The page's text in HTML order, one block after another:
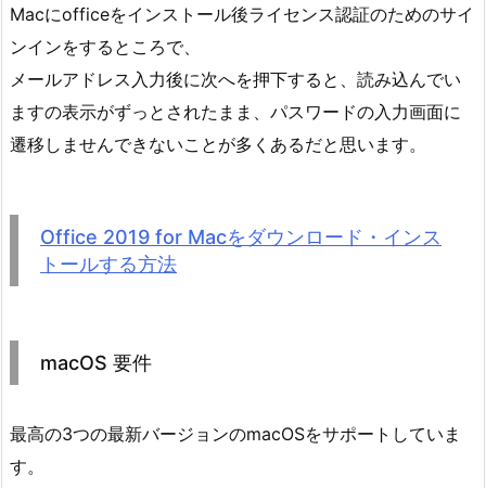
Macにofficeをインストール後ライセンス認証のためのサイ
ンインをするところで、
メールアドレス入力後に次へを押下すると、読み込んでい
ますの表示がずっとされたまま、パスワードの入力画面に
遷移しませんできないことが多くあるだと思います。
Office 2019 for Macをダウンロード・インス
トールする方法
macOS 要件
最高の3つの最新バージョンのmacOSをサポートしていま
す。